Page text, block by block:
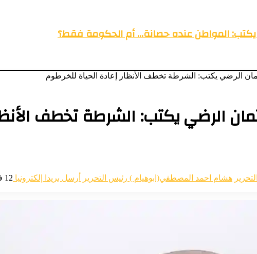
المواطن عنده حصانة… أم الحكومة فقط؟
الرضي يكتب: الشرطة تخطف الأنظار إعادة الحياة للخرطوم
الرضي يكتب: الشرطة تخطف
هشام احمد المصطفي(ابوهيام ) رئيس التحرير أرسل بريدا إلكترونيا 12 فبراير، 2025